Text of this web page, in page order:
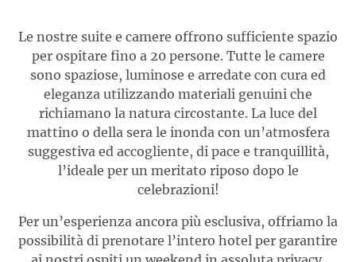
Le nostre suite e camere offrono sufficiente spazio
per ospitare fino a 20 persone. Tutte le camere
sono spaziose, luminose e arredate con cura ed
eleganza utilizzando materiali genuini che
richiamano la natura circostante. La luce del
mattino o della sera le inonda con un’atmosfera
suggestiva ed accogliente, di pace e tranquillità,
l’ideale per un meritato riposo dopo le
celebrazioni!
Per un’esperienza ancora più esclusiva, offriamo la
possibilità di prenotare l’intero hotel per garantire